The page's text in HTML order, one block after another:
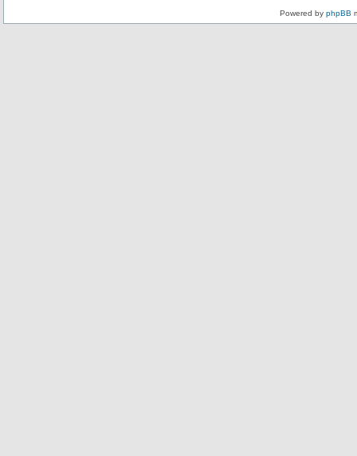
Powered by phpBB